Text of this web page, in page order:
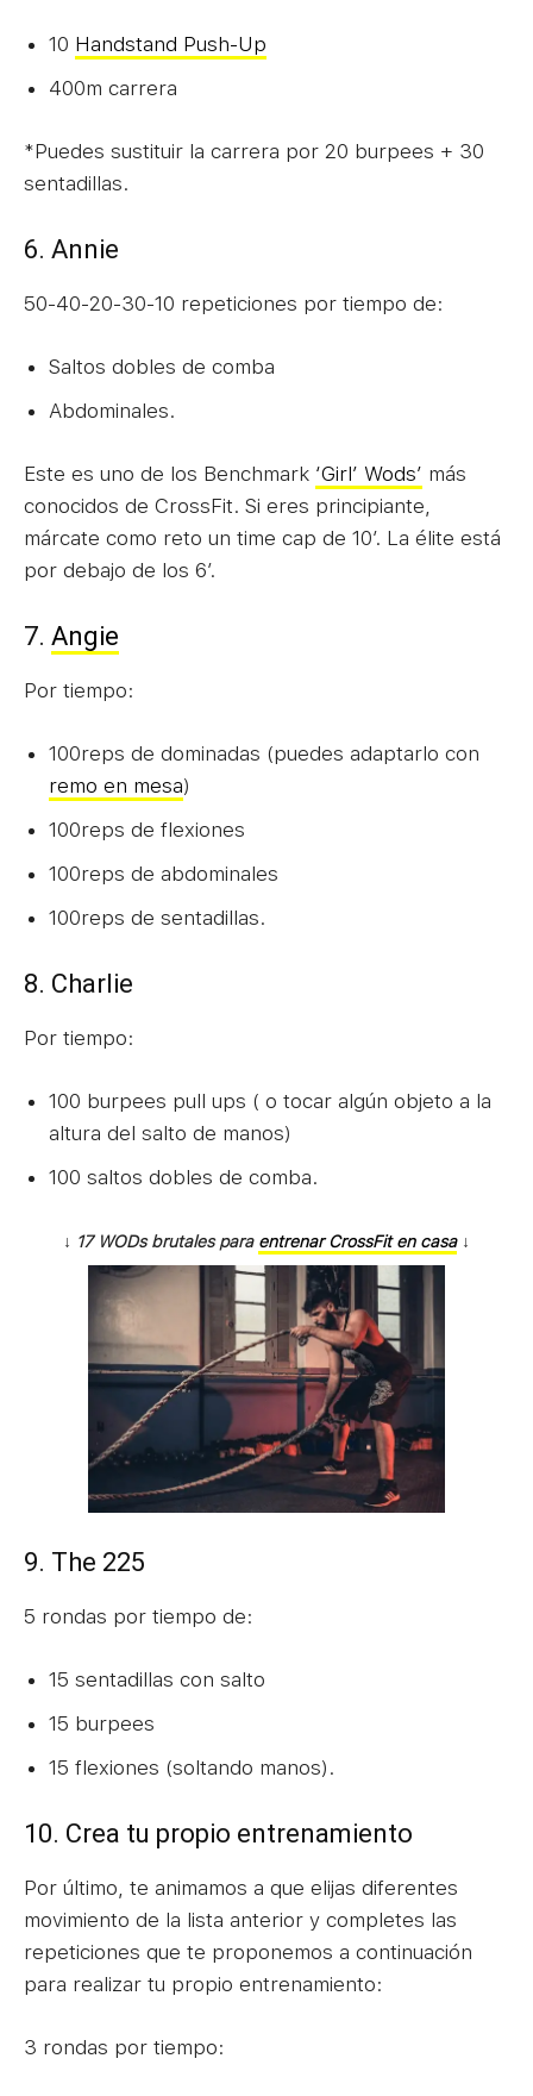
10 Handstand Push-Up
400m carrera
*Puedes sustituir la carrera por 20 burpees + 30
sentadillas.
6. Annie
50-40-20-30-10 repeticiones por tiempo de:
Saltos dobles de comba
Abdominales.
Este es uno de los Benchmark ‘Girl’ Wods’ más
conocidos de CrossFit. Si eres principiante,
márcate como reto un time cap de 10′. La élite está
por debajo de los 6′.
7. Angie
Por tiempo:
100reps de dominadas (puedes adaptarlo con
remo en mesa)
100reps de flexiones
100reps de abdominales
100reps de sentadillas.
8. Charlie
Por tiempo:
100 burpees pull ups ( o tocar algún objeto a la
altura del salto de manos)
100 saltos dobles de comba.
↓ 17 WODs brutales para entrenar CrossFit en casa↓
9. The 225
5 rondas por tiempo de:
15 sentadillas con salto
15 burpees
15 flexiones (soltando manos).
10. Crea tu propio entrenamiento
Por último, te animamos a que elijas diferentes
movimiento de la lista anterior y completes las
repeticiones que te proponemos a continuación
para realizar tu propio entrenamiento:
3 rondas por tiempo: